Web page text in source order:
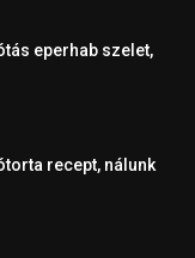
eperhab szelet,
recept, nálunk